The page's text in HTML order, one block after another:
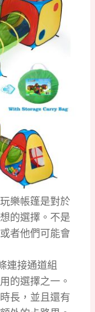
樂帳篷是對於
的選擇。不是
者他們可能會
連接通道組
的選擇之一。
長，並且還有